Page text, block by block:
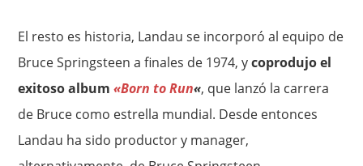
El resto es historia, Landau se incorporó al equipo de
Bruce Springsteen a finales de 1974, ycoprodujo el
exitoso album «Born to Run«, que lanzó la carrera
de Bruce como estrella mundial. Desde entonces
Landau ha sido productor y manager,